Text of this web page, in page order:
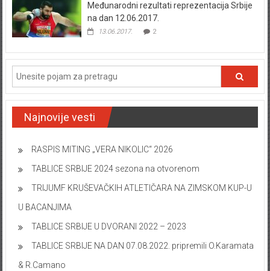
Međunarodni rezultati reprezentacija Srbije
na dan 12.06.2017.
13.06.2017. 2
Najnovije vesti
RASPIS MITING „VERA NIKOLIC“ 2026
TABLICE SRBIJE 2024 sezona na otvorenom
TRIJUMF KRUŠEVAČKIH ATLETIČARA NA ZIMSKOM KUP-U
U BACANJIMA
TABLICE SRBIJE U DVORANI 2022 – 2023
TABLICE SRBIJE NA DAN 07.08.2022. pripremili O.Karamata
& R.Camano